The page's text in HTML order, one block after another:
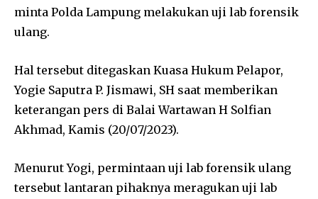
minta Polda Lampung melakukan uji lab forensik
ulang.
Hal tersebut ditegaskan Kuasa Hukum Pelapor,
Yogie Saputra P. Jismawi, SH saat memberikan
keterangan pers di Balai Wartawan H Solfian
Akhmad, Kamis (20/07/2023).
Menurut Yogi, permintaan uji lab forensik ulang
tersebut lantaran pihaknya meragukan uji lab